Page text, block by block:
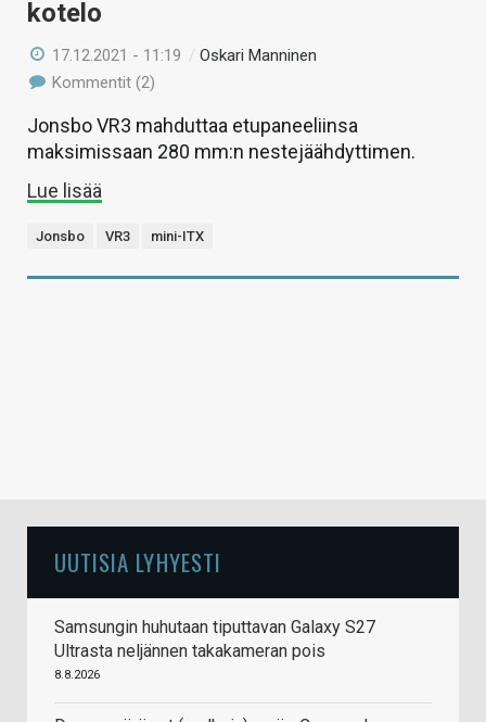
kotelo
17.12.2021 - 11:19 /Oskari Manninen
Kommentit (2)
Jonsbo VR3 mahduttaa etupaneeliinsa
maksimissaan 280 mm:n nestejäähdyttimen.
Lue lisää
Jonsbo VR3 mini-ITX
UUTISIA LYHYESTI
Samsungin huhutaan tiputtavan Galaxy S27
Ultrasta neljännen takakameran pois
8.8.2026